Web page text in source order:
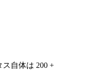
自体は 200 +